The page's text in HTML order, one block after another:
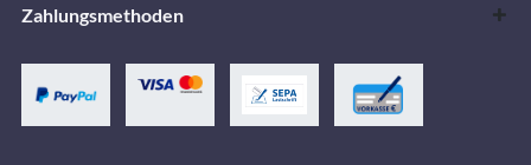
Zahlungsmethoden